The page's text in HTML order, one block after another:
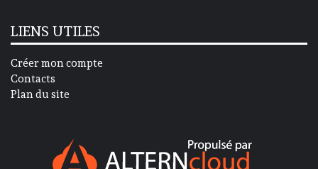
LIENS UTILES
Créer mon compte
Contacts
Plan du site